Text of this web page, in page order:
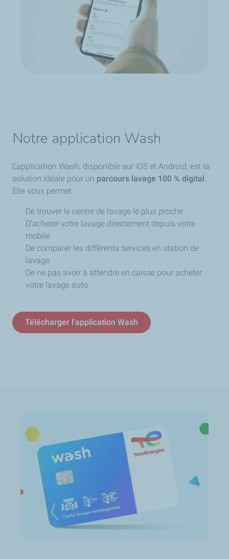
Notre application Wash
L’application Wash, disponible sur iOS et Android, est la
solution idéale pour un parcours lavage 100 % digital .
Elle vous permet :
De trouver le centre de lavage le plus proche
D’acheter votre lavage directement depuis votre
mobile
De comparer les différents services en station de
lavage
De ne pas avoir à attendre en caisse pour acheter
votre lavage auto.
Télécharger l’application Wash